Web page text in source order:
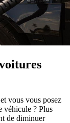
vous vous posez
véhicule ? Plus
de diminuer